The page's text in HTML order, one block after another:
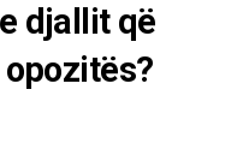
djallit që